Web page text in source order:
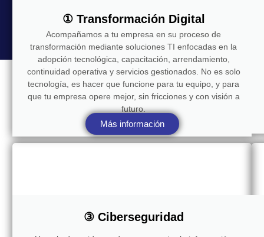
① Transformación Digital
Acompañamos a tu empresa en su proceso de
transformación mediante soluciones TI enfocadas en la
adopción tecnológica, capacitación, arrendamiento,
continuidad operativa y servicios gestionados. No es solo
tecnología, es hacer que funcione para tu equipo, y para
que tu empresa opere mejor, sin fricciones y con visión a
futuro.
Más información
③ Ciberseguridad